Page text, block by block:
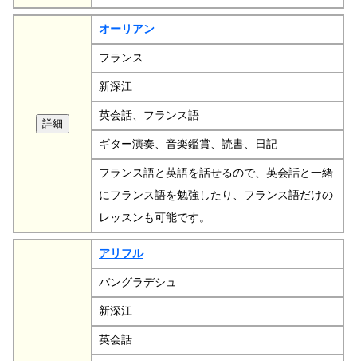
オーリアン
フランス
新深江
英会話、フランス語
ギター演奏、音楽鑑賞、読書、日記
フランス語と英語を話せるので、英会話と一緒
にフランス語を勉強したり、フランス語だけの
レッスンも可能です。
アリフル
バングラデシュ
新深江
英会話